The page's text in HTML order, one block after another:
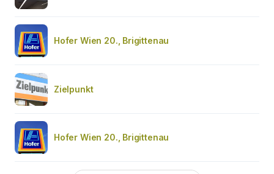
Hofer Wien 20., Brigittenau
Zielpunkt
Hofer Wien 20., Brigittenau